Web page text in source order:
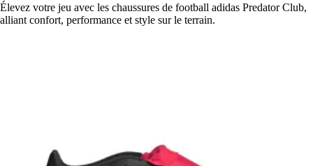
Élevez votre jeu avec les chaussures de football adidas Predator Club,
alliant confort, performance et style sur le terrain.